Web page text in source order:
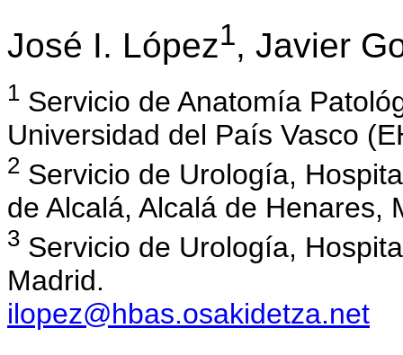
José I. López1, Javier
1 Servicio de Anatomía
Universidad del País Vasco
2 Servicio de Urología,
de Alcalá, Alcalá de Henares,
3 Servicio de Urología,
Madrid.
ilopez@hbas.osakidetza.net